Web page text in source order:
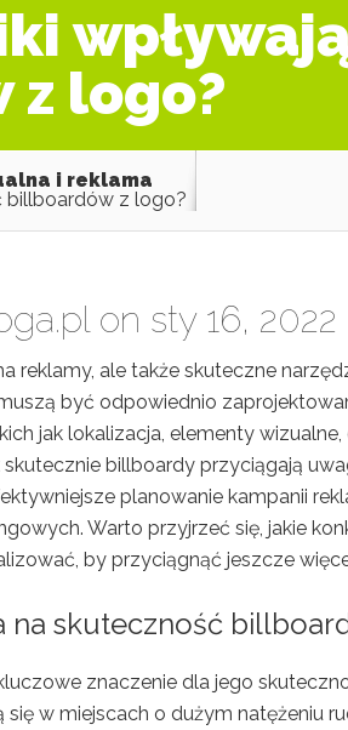
logo?
i reklama
billboardów z logo?
on sty 16, 2022 |
reklamy, ale także skuteczne
być odpowiednio
jak lokalizacja, elementy
billboardy przyciągają
planowanie kampanii
Warto przyjrzeć się, jakie
by przyciągnąć jeszcze
na skuteczność
znaczenie dla jego
w miejscach o dużym natężeniu